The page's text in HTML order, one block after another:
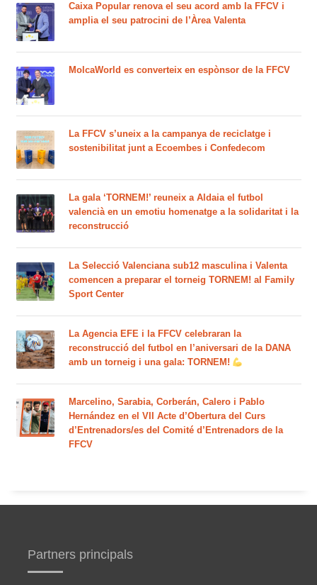
Caixa Popular renova el seu acord amb la FFCV i
amplia el seu patrocini de l’Àrea Valenta
MolcaWorld es converteix en espònsor de la FFCV
La FFCV s’uneix a la campanya de reciclatge i
sostenibilitat junt a Ecoembes i Confedecom
La gala ‘TORNEM!’ reuneix a Aldaia el futbol
valencià en un emotiu homenatge a la solidaritat i la
reconstrucció
La Selecció Valenciana sub12 masculina i Valenta
comencen a preparar el torneig TORNEM! al Family
Sport Center
La Agencia EFE i la FFCV celebraran la
reconstrucció del futbol en l’aniversari de la DANA
amb un torneig i una gala: TORNEM!
Marcelino, Sarabia, Corberán, Calero i Pablo
Hernández en el VII Acte d’Obertura del Curs
d’Entrenadors/es del Comité d’Entrenadors de la
FFCV
Partners principals